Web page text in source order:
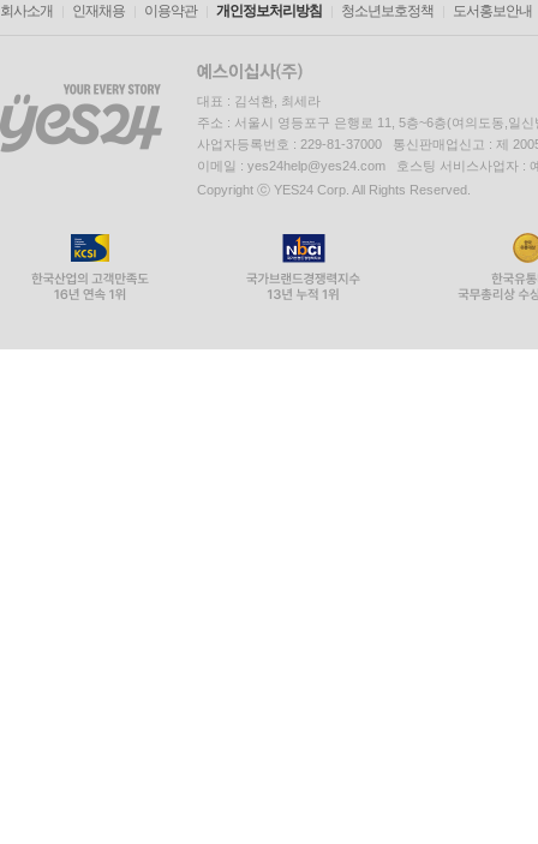
회사소개 인재채용 이용약관 개인정보처리방침 청소년보호정책 도서홍보안내
대표 : 김석환, 최세라
주소 : 서울시 영등포구 은행로 11, 5층~6층(여의도동,일신
사업자등록번호 : 229-81-37000 통신판매업신고 : 제
이메일 : yes24help@yes24.com 호스팅 서비스사업자 :
Copyright ⓒ YES24 Corp. All Rights Reserved.